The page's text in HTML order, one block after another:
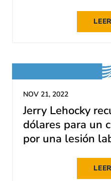
NOV 21, 2022
Jerry Lehocky
dólares para un
por una lesión